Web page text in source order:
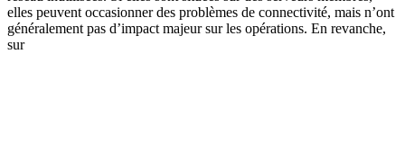
elles peuvent occasionner des problèmes de connectivité, mais n’ont
généralement pas d’impact majeur sur les opérations. En revanche,
sur